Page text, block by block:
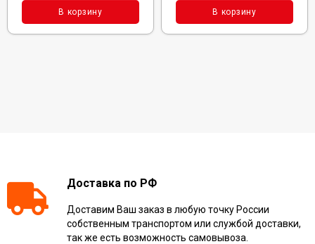
В корзину В корзину
Доставка по РФ
Доставим Ваш заказ в любую точку России
собственным транспортом или службой доставки,
так же есть возможность самовывоза.